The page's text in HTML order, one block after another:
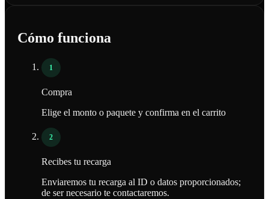
Cómo funciona
1
Compra
Elige el monto o paquete y confirma en el carrito
2
Recibes tu recarga
Enviaremos tu recarga al ID o datos proporcionados;
de ser necesario te contactaremos.